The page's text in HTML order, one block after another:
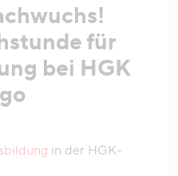
für
bei HGK
in der HGK-